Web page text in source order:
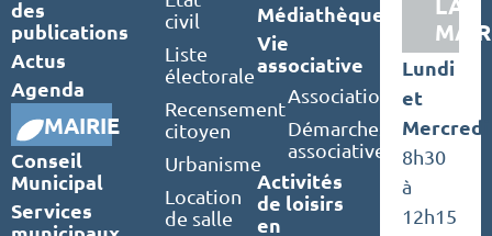
des
publications
Actus
Agenda
MAIRIE
Conseil
Municipal
Services
civil
Liste
électorale
Recensement
citoyen
Urbanisme
Location
de salle
Médiathèque
Vie
associative
Associations
Démarches
associatives
Activités
de loisirs
en
LA
Lundi
et
Mercredi
8h30
à
12h15